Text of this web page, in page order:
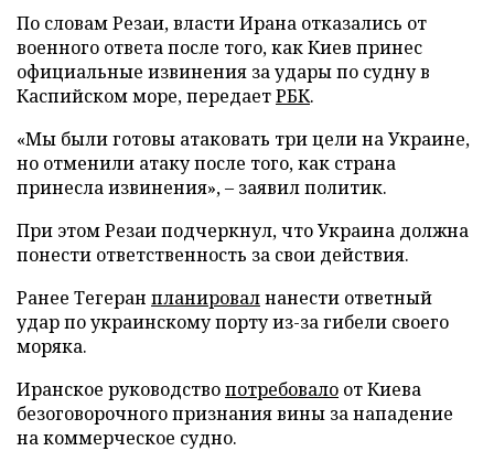
По словам Резаи, власти Ирана отказались от
военного ответа после того, как Киев принес
официальные извинения за удары по судну в
Каспийском море, передаетРБК.
«Мы были готовы атаковать три цели на Украине,
но отменили атаку после того, как страна
принесла извинения», – заявил политик.
При этом Резаи подчеркнул, что Украина должна
понести ответственность за свои действия.
Ранее Тегеран планировалнанести ответный
удар по украинскому порту из-за гибели своего
моряка.
Иранское руководствопотребовало от Киева
безоговорочного признания вины за нападение
на коммерческое судно.